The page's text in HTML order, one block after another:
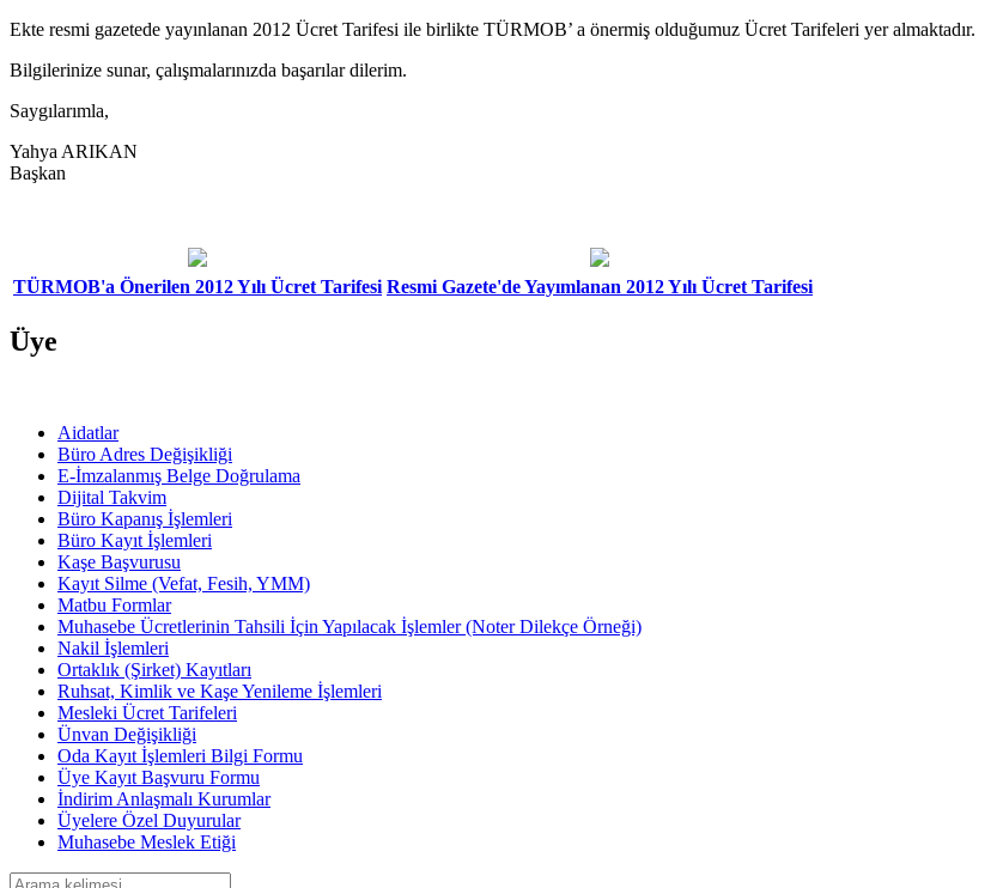
Ekte resmi gazetede yayınlanan 2012 Ücret Tarifesi ile birlikte TÜRMOB’ a önermiş olduğumuz Ücret Tarifeleri yer almaktadır.
Bilgilerinize sunar, çalışmalarınızda başarılar dilerim.
Saygılarımla,
Yahya ARIKAN
Başkan
TÜRMOB'a Önerilen 2012 Yılı Ücret Tarifesi Resmi Gazete'de Yayımlanan 2012 Yılı Ücret Tarifesi
Üye
Aidatlar
Büro Adres Değişikliği
E-İmzalanmış Belge Doğrulama
Dijital Takvim
Büro Kapanış İşlemleri
Büro Kayıt İşlemleri
Kaşe Başvurusu
Kayıt Silme (Vefat, Fesih, YMM)
Matbu Formlar
Muhasebe Ücretlerinin Tahsili İçin Yapılacak İşlemler (Noter Dilekçe Örneği)
Nakil İşlemleri
Ortaklık (Şirket) Kayıtları
Ruhsat, Kimlik ve Kaşe Yenileme İşlemleri
Mesleki Ücret Tarifeleri
Ünvan Değişikliği
Oda Kayıt İşlemleri Bilgi Formu
Üye Kayıt Başvuru Formu
İndirim Anlaşmalı Kurumlar
Üyelere Özel Duyurular
Muhasebe Meslek Etiği